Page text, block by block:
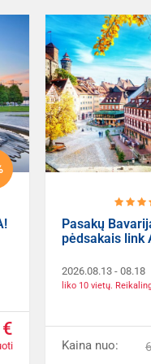
Pasakų
pėdsakais link
2026.08.13 - 08.18
liko 10 vietų.
Kaina nuo: